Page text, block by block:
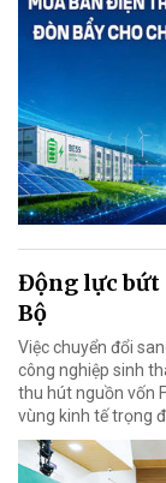
Động lực bứt
Bộ
Việc chuyển đổi
công nghiệp sinh
thu hút nguồn vốn
vùng kinh tế trọng